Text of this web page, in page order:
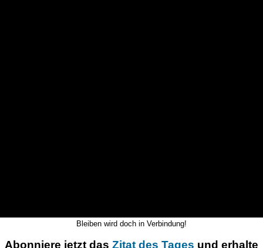
Bleiben wird doch in Verbindung!
Abonniere jetzt das Zitat des Tages und erhalte